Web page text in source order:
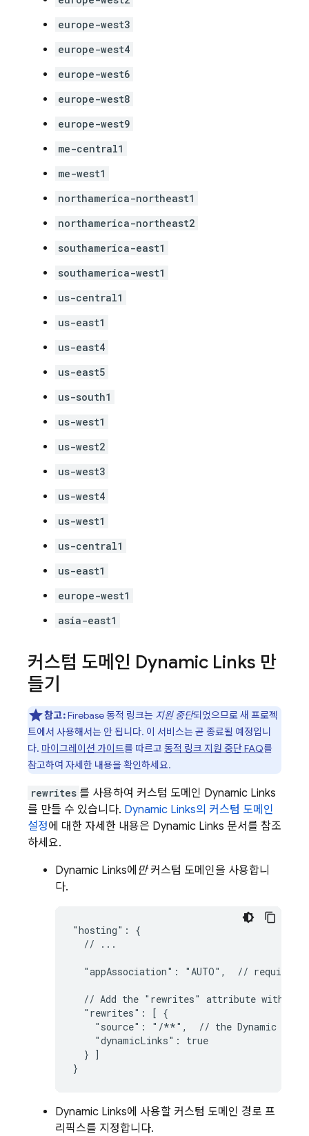
europe-west3
europe-west4
europe-west6
europe-west8
europe-west9
me-central1
me-west1
northamerica-northeast1
northamerica-northeast2
southamerica-east1
southamerica-west1
us-central1
us-east1
us-east4
us-east5
us-south1
us-west1
us-west2
us-west3
us-west4
us-west1
us-central1
us-east1
europe-west1
asia-east1
커스텀 도메인 Dynamic Links 만
들기
참고:Firebase 동적 링크는 지원 중단되었으므로 새 프로젝
트에서 사용해서는 안 됩니다. 이 서비스는 곧 종료될 예정입니
다. 마이그레이션 가이드를 따르고 동적 링크 지원 중단 FAQ를
참고하여 자세한 내용을 확인하세요.
rewrites 를 사용하여 커스텀 도메인 Dynamic Links
를 만들 수 있습니다. Dynamic Links의 커스텀 도메인
설정에 대한 자세한 내용은 Dynamic Links 문서를 참조
하세요.
Dynamic Links에 만커스텀 도메인을 사용합니
다.
"hosting": {
  // ...
"appAssociation": "AUTO",  // required
// Add the "rewrites" attribute within
  "rewrites": [ {
    "source": "/**",  // the
Dynamic
    "dynamicLinks": true
  } ]
}
Dynamic Links에 사용할 커스텀 도메인 경로 프
리픽스를 지정합니다.